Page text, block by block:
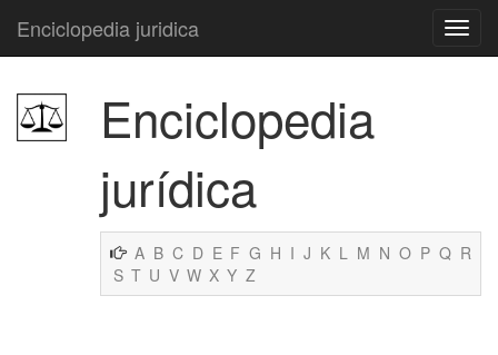
Enciclopedia juridica
Enciclopedia
jurídica
A B C D E F G H I J K L M N O P Q R
S T U V W X Y Z